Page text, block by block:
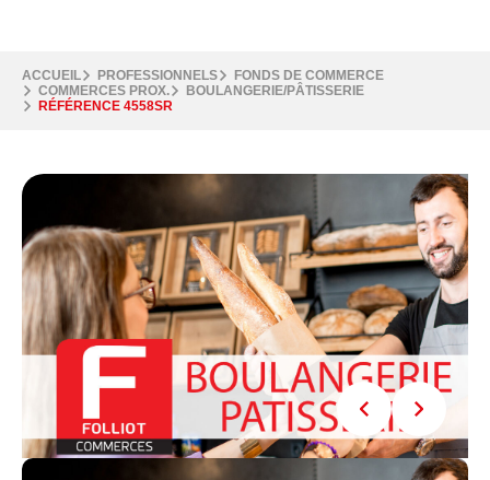
ACCUEIL PROFESSIONNELS
FONDS DE COMMERCE
COMMERCES PROX.
BOULANGERIE/PÂTISSERIE
RÉFÉRENCE 4558SR